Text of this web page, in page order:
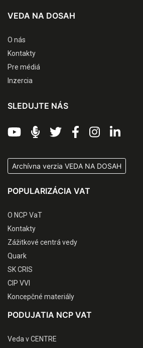
VEDA NA DOSAH
O nás
Kontakty
Pre médiá
Inzercia
SLEDUJTE NÁS
Archívna verzia VEDA NA DOSAH
POPULARIZÁCIA VAT
O NCP VaT
Kontakty
Zážitkové centrá vedy
Quark
SK CRIS
CIP VVI
Koncepčné materiály
PODUJATIA NCP VAT
Veda v CENTRE